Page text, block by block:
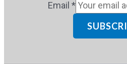
Email *